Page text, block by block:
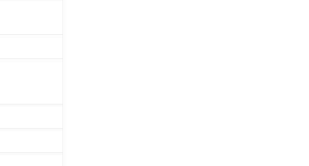
非含有を証明するものではありません。
完了までの期間は出荷製品に未対応品が
のことがない限り、2022年1月12日よ